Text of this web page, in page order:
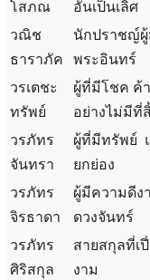
โสภณ
อันเป็นเลิศ
วณิช
ธาราภัค
นักปราชญ์ผู้
พระอินทร์
วรเตชะ
ทรัพย์
ผู้ที่มีโชค ค้
อย่างไม่มีที่
วรภัทร
จันทรา
ผู้ที่มีทรัพย์
ยกย่อง
วรภัทร
จิรธาดา
ผู้มีความดีง
ดวงจันทร์
วรภัทร
ศิริสกุล
สายสกุลที่เ
งาม